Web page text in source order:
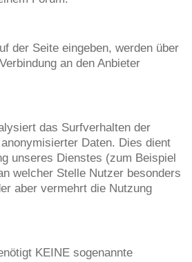
der Seite eingeben, werden über
an den Anbieter
das Surfverhalten der
Daten. Dies dient
unseres Dienstes (zum Beispiel
welcher Stelle Nutzer besonders
aber vermehrt die Nutzung
KEINE sogenannte